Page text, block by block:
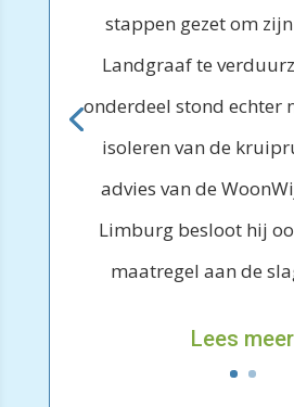
stappen gezet om
Landgraaf te
onderdeel stond echter
isoleren van de
advies van de
Limburg besloot hij
maatregel aan de
Lees meer